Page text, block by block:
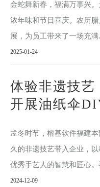
金蛇舞新春，福满万事兴
浓年味和节日喜庆。农历
展，为员工带来了一场充满
2025-01-24
体验非遗技
开展油纸伞
孟冬时节，榕基软件福建
久的非遗技艺带入企业，
优秀手艺人的智慧和匠心。
2024-12-09